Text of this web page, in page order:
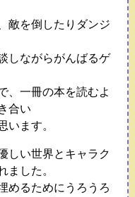
敵を倒したりダンジ
しながらがんばるゲ
、一冊の本を読むよ
合い
います。
しい世界とキャラク
ました。
めるためにうろうろ